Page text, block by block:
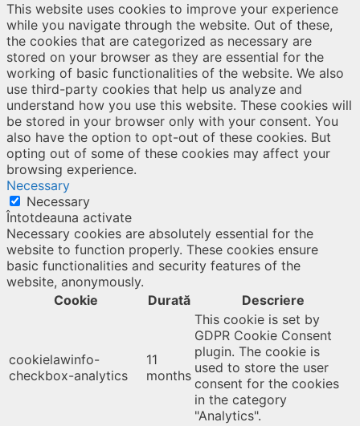
This website uses cookies to improve your experience
while you navigate through the website. Out of these,
the cookies that are categorized as necessary are
stored on your browser as they are essential for the
working of basic functionalities of the website. We also
use third-party cookies that help us analyze and
understand how you use this website. These cookies will
be stored in your browser only with your consent. You
also have the option to opt-out of these cookies. But
opting out of some of these cookies may affect your
browsing experience.
Necessary
Necessary
Întotdeauna activate
Necessary cookies are absolutely essential for the
website to function properly. These cookies ensure
basic functionalities and security features of the
website, anonymously.
Cookie
Durată Descriere
cookielawinfo-
checkbox-analytics
11
months
This cookie is set by
GDPR Cookie Consent
plugin. The cookie is
used to store the user
consent for the cookies
in the category
"Analytics".